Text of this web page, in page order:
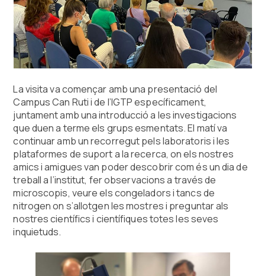
La visita va començar amb una presentació del
Campus Can Ruti i de l’IGTP específicament,
juntament amb una introducció a les investigacions
que duen a terme els grups esmentats. El matí va
continuar amb un recorregut pels laboratoris i les
plataformes de suport a la recerca, on els nostres
amics i amigues van poder descobrir com és un dia de
treball a l’institut, fer observacions a través de
microscopis, veure els congeladors i tancs de
nitrogen on s’allotgen les mostres i preguntar als
nostres científics i científiques totes les seves
inquietuds.